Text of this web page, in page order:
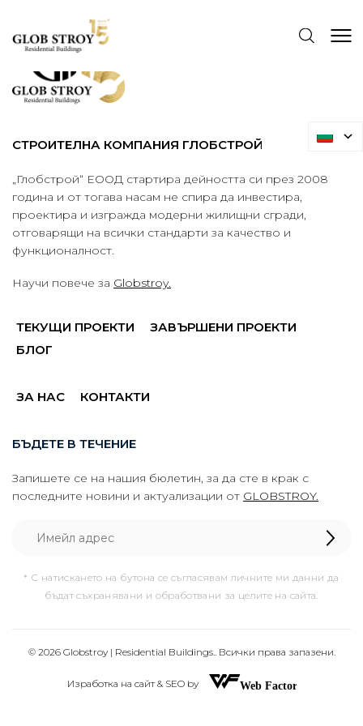
СТРОИТЕЛНА КОМПАНИЯ ГЛОБСТРОЙ
„Глобстрой“ ЕООД стартира дейността си през 2008
година и от тогава насам не спира да инвестира,
проектира и изгражда модерни жилищни сгради,
отговарящи на всички стандарти за качество и
функционалност.
Научи повече за Globstroy.
ТЕКУЩИ ПРОЕКТИ
ЗАВЪРШЕНИ ПРОЕКТИ
БЛОГ
ЗА НАС КОНТАКТИ
БЪДЕТЕ В ТЕЧЕНИЕ
Запишете се на нашия бюлетин, за да сте в крак с
последните новини и актуализации от GLOBSTROY.
* С натискането на бутона се съгласявам личните ми данни да
бъдат съхранявани и обработвани за целите на сайта.
© 2026 Globstroy | Residential Buildings.. Всички права запазени.
Изработка на сайт & SEO by